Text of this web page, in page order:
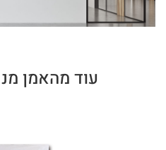
עוד מהאמן